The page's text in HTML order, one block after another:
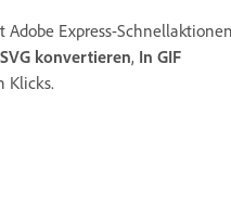
Express-Schnellaktionen
konvertieren, In GIF
Klicks.